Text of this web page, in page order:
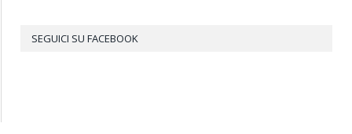
SEGUICI SU FACEBOOK